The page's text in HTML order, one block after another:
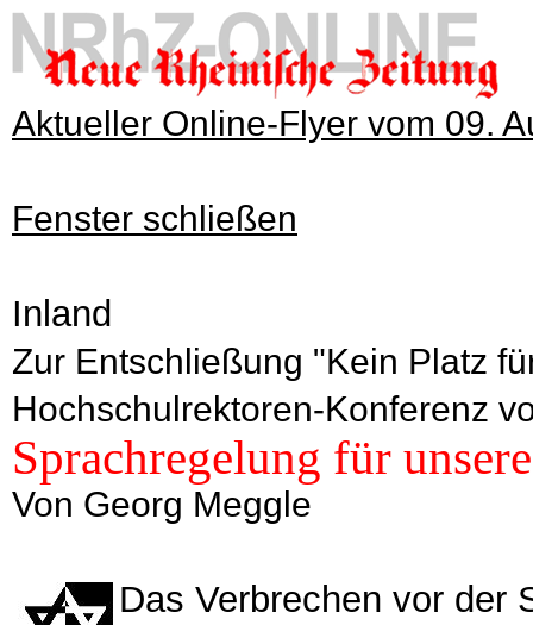
Aktueller Online-Flyer vom 09.
Fenster schließen
Inland
Zur Entschließung "Kein Platz
Hochschulrektoren-Konferenz
Sprachregelung für
Von Georg Meggle
Das Verbrechen vor der